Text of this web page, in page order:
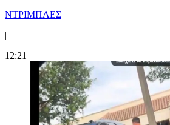
ΝΤΡΙΜΠΛΕΣ
|
12:21